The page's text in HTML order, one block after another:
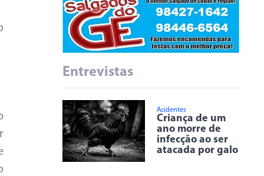
Entrevistas
Acidentes
Criança de um
ano morre de
infecção ao ser
atacada por galo